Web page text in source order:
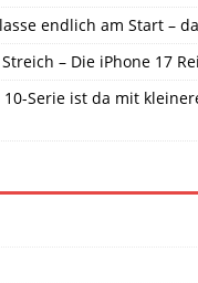
endlich am Start –
– Die iPhone 17
10-Serie ist da mit